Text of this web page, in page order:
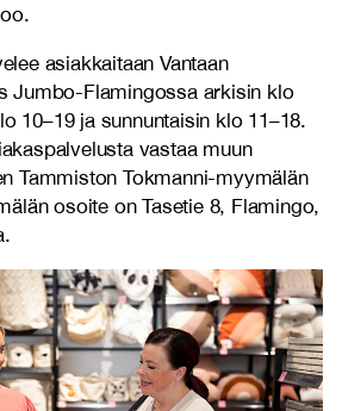
asiakkaitaan Vantaan
Jumbo-Flamingossa arkisin klo
10–19 ja sunnuntaisin klo 11–18.
vastaa muun
Tammiston Tokmanni-myymälän
osoite on Tasetie 8, Flamingo,